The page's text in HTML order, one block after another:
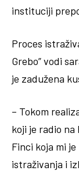
instituciji
Proces
Grebo” vodi
je zadužena
– Tokom
koji je radio
Finci koja mi
istraživanja i